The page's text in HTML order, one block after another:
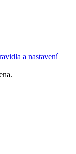
a nastavení